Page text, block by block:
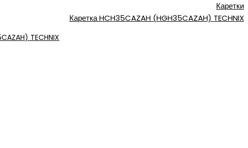
Каретки
Каретка HCH35CAZAH (HGH35CAZAH) TECHNIX